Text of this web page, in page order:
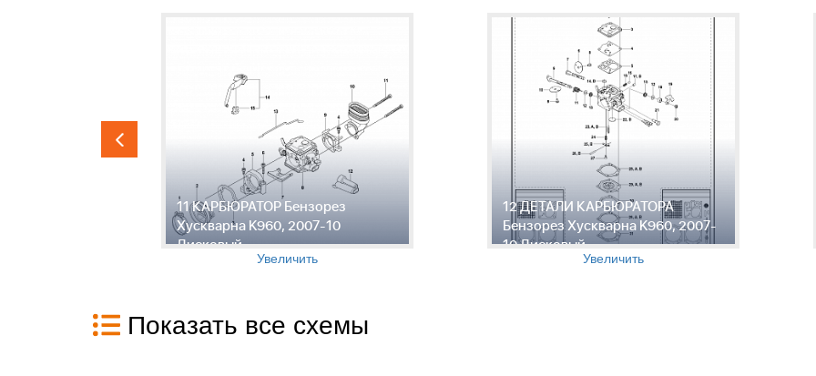
11 КАРБЮРАТОР Бензорез
Хускварна K960, 2007-10
Дисковый
Увеличить
12 ДЕТАЛИ КАРБЮРАТОРА
Бензорез Хускварна K960, 2007-
10 Дисковый
Увеличить
Показать все схемы